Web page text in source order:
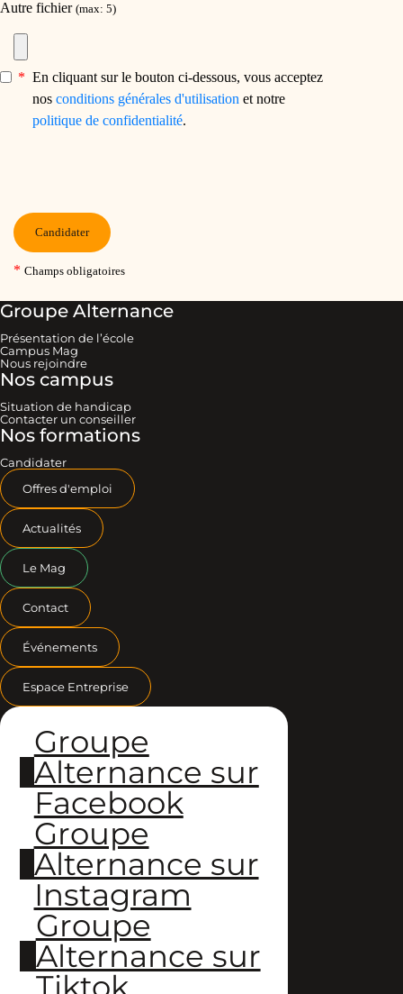
Groupe Alternance
Présentation de l’école
Campus Mag
Nous rejoindre
Nos campus
Situation de handicap
Contacter un conseiller
Nos formations
Candidater
Offres d'emploi
Actualités
Le Mag
Contact
Événements
Espace Entreprise
Groupe
Alternance sur
Facebook
Groupe
Alternance sur
Instagram
Groupe
Alternance sur
Tiktok